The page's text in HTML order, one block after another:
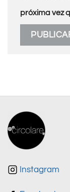
próxima vez
Instagram